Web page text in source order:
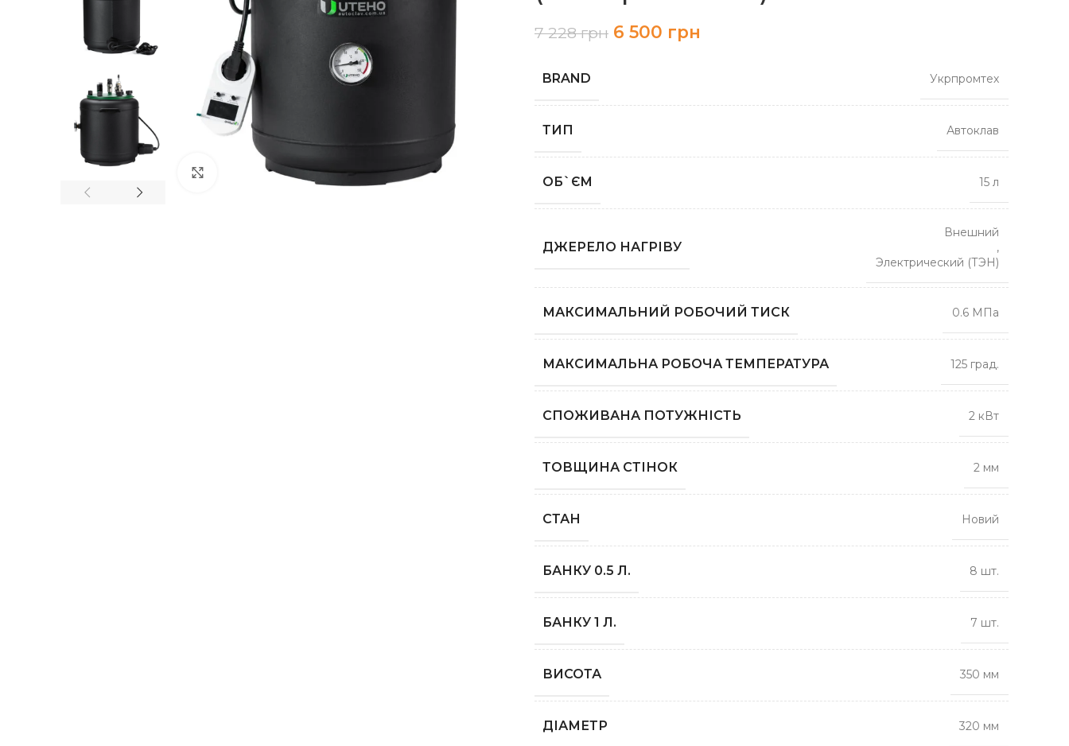
Клацніть, щоб збільшити
7 228грн 6 500 грн
BRAND Укрпромтех
ТИП Автоклав
ОБ`ЄМ 15 л
ДЖЕРЕЛО НАГРІВУ
Внешний
,
Электрический (ТЭН)
МАКСИМАЛЬНИЙ РОБОЧИЙ ТИСК 0.6 МПа
МАКСИМАЛЬНА РОБОЧА ТЕМПЕРАТУРА 125 град.
СПОЖИВАНА ПОТУЖНІСТЬ 2 кВт
ТОВЩИНА СТІНОК 2 мм
СТАН Новий
БАНКУ 0.5 Л. 8 шт.
БАНКУ 1 Л. 7 шт.
ВИСОТА 350 мм
ДІАМЕТР 320 мм